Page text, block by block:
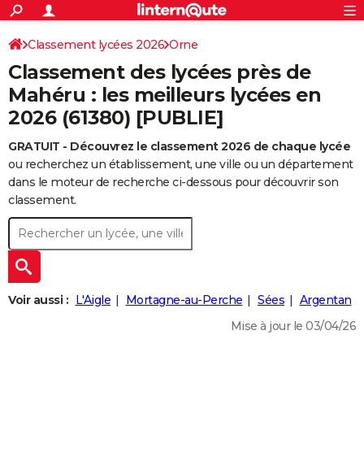
ACTUALITÉS
Politique
Société
Faits Divers
Education
Monde
Villes
+
SPORT
Coupe du monde 2026
Football
Tennis
Cyclisme
Rugby
Forum
CULTURE
Programme TV
TNT
Streaming
Cinéma
Sorties cinéma
Musique
+
FINANCE
Retraite
Impôts
Epargne
Immobilier
Risques naturels par ville
Banque
Assurance
Crédit
AUTO
Essais
Réserver un essai
Citadines
Berlines
SUV
Forum auto
+
HIGH-TECH
BRICOLAGE
Forum
Aménagement intérieur
Extérieur
Cuisine
Salle de bains
Jardinage
Rangement
+WEEK-END
Guides de France
Escapades
Patrimoine
Expositions
Musées
Week-end nature
+
LIFESTYLE
S'inscrire
Connexion
Classement lycées 2026 Orne
Classement des lycées près de
Mahéru : les meilleurs lycées en
2026 (61380) [PUBLIE]
GRATUIT - Découvrez le classement 2026 de chaque lycée
ou recherchez un établissement, une ville ou un département
dans le moteur de recherche ci-dessous pour découvrir son
classement.
Voir aussi : L'Aigle Mortagne-au-Perche Sées
Argentan
Mise à jour le 03/04/26